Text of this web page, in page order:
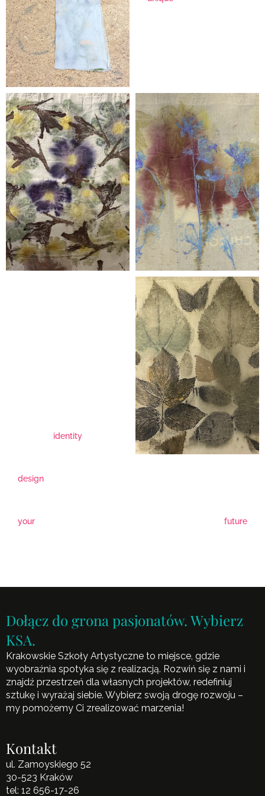
identity
design
your future
Dołącz do grona pasjonatów. Wybierz
KSA.
Krakowskie Szkoły Artystyczne to miejsce, gdzie
wyobraźnia spotyka się z realizacją. Rozwiń się z nami i
znajdź przestrzeń dla własnych projektów, redefiniuj
sztukę i wyrażaj siebie. Wybierz swoją drogę rozwoju –
my pomożemy Ci zrealizować marzenia!
Kontakt
ul. Zamoyskiego 52
30-523 Kraków
tel: 12 656-17-26